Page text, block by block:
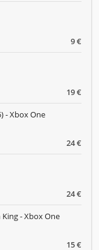
9 €
19 €
24 €
- Xbox One
24 €
15 €
King - Xbox One